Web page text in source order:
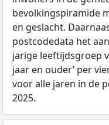
bevolkingspiramide
en geslacht.
postcodedata het
jarige leeftijdsgroep
jaar en ouder’ per
voor alle jaren in de
2025.